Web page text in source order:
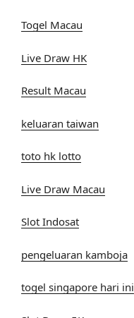
Togel Macau
Live Draw HK
Result Macau
keluaran taiwan
toto hk lotto
Live Draw Macau
Slot Indosat
pengeluaran kamboja
togel singapore hari ini